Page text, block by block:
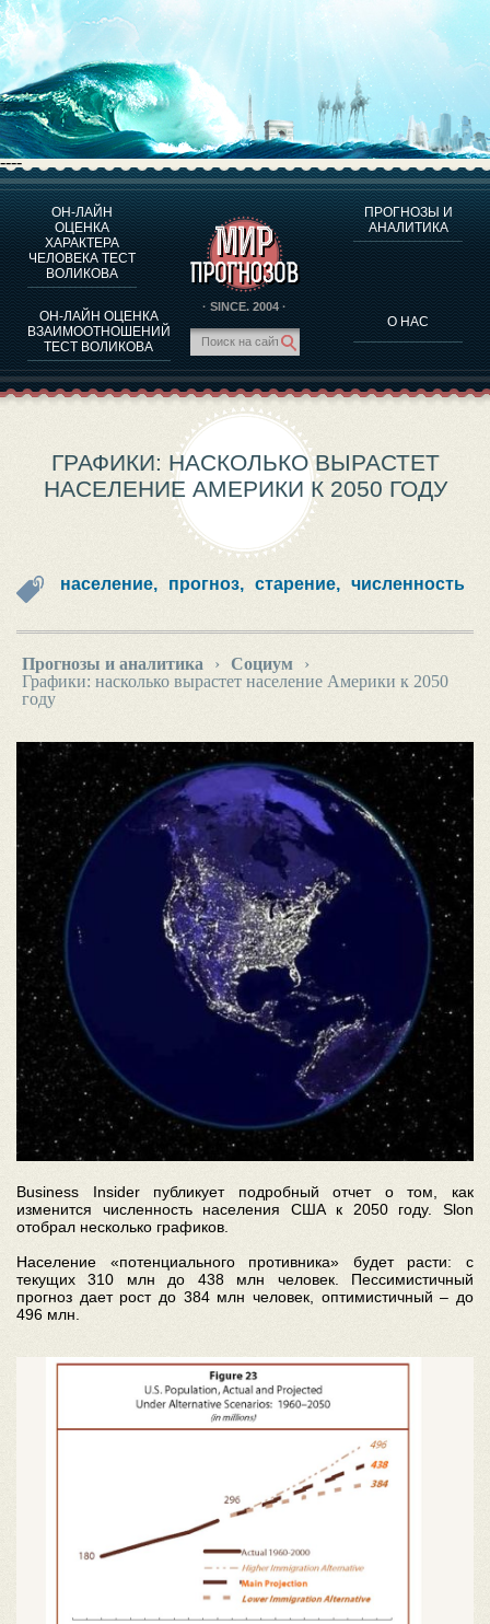
----
ОН-ЛАЙН
ОЦЕНКА
ХАРАКТЕРА
ЧЕЛОВЕКА ТЕСТ
ВОЛИКОВА
ОН-ЛАЙН ОЦЕНКА
ВЗАИМООТНОШЕНИЙ
ТЕСТ ВОЛИКОВА
· SINCE. 2004 ·
ПРОГНОЗЫ И
АНАЛИТИКА
О НАС
О ПРОГРАММЕ
ОЦЕНКА ХАРАКТЕРA ЧЕЛОВЕКА
ОЦЕНКА ХАРАКТЕРА ВЫДАЮЩИХСЯ ЛИЧНОСТЕЙ
О ПРОГРАММЕ
ТЕСТ НА СОВМЕСТИМОСТЬ ВОЛИКОВА
ПРОГНОЗЫ И АНАЛИТИКА
ГРАФИКИ: НАСКОЛЬКО ВЫРАСТЕТ
НАСЕЛЕНИЕ АМЕРИКИ К 2050 ГОДУ
население, прогноз, старение, численность
Прогнозы и аналитика › Социум
›
Графики: насколько вырастет население Америки к 2050
году
Business Insider публикует подробный отчет о том, как
изменится численность населения США к 2050 году. Slon
отобрал несколько графиков.
Население «потенциального противника» будет расти: с
текущих 310 млн до 438 млн человек. Пессимистичный
прогноз дает рост до 384 млн человек, оптимистичный – до
496 млн.